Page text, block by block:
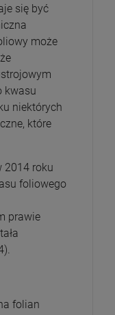
się być
może
kwasu
niektórych
które
2014 roku
foliowego
prawie
folian